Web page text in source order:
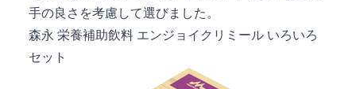
手の良さを考慮して選びました。
森永 栄養補助飲料 エンジョイクリミール いろいろ
セット